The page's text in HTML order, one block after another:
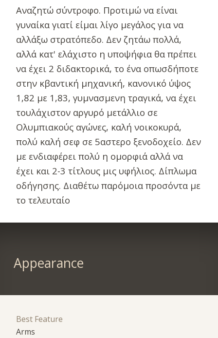
Αναζητώ σύντροφο. Προτιμώ να είναι
γυναίκα γιατί είμαι λίγο μεγάλος για να
αλλάξω στρατόπεδο. Δεν ζητάω πολλά,
αλλά κατ' ελάχιστο η υποψήφια θα πρέπει
να έχει 2 διδακτορικά, το ένα οπωσδήποτε
στην κβαντική μηχανική, κανονικό ύψος
1,82 με 1,83, γυμνασμενη τραγικά, να έχει
τουλάχιστον αργυρό μετάλλιο σε
Ολυμπιακούς αγώνες, καλή νοικοκυρά,
πολύ καλή σεφ σε 5αστερο ξενοδοχείο. Δεν
με ενδιαφέρει πολύ η ομορφιά αλλά να
έχει και 2-3 τίτλους μις υφήλιος. Δίπλωμα
οδήγησης. Διαθέτω παρόμοια προσόντα με
το τελευταίο
Appearance
Best Feature
Arms